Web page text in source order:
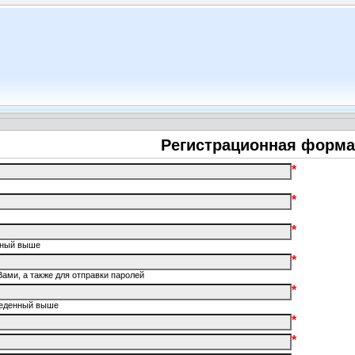
Регистрационная форма
*
*
*
выше
*
а также для отправки паролей
*
выше
*
*